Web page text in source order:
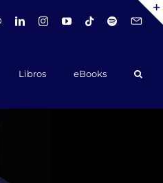
WhatsApp
LinkedInInstagramYouTubeTiktokSpotify
Libros eBooks